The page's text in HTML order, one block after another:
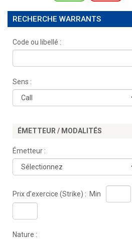
RECHERCHE WARRANTS
Code ou libellé :
Sens :
ÉMETTEUR / MODALITÉS
Émetteur :
Prix d'exercice (Strike) : Min
Nature :